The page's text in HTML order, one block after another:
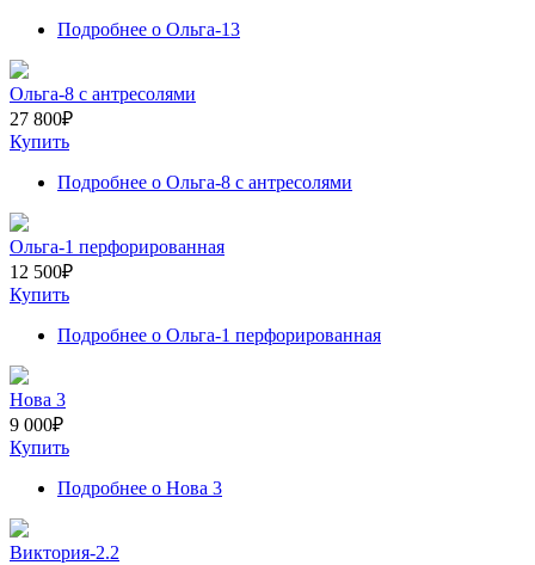
Подробнее о Ольга-13
Ольга-8 с антресолями
27 800₽
Купить
Подробнее о Ольга-8 с антресолями
Ольга-1 перфорированная
12 500₽
Купить
Подробнее о Ольга-1 перфорированная
Нова 3
9 000₽
Купить
Подробнее о Нова 3
Виктория-2.2